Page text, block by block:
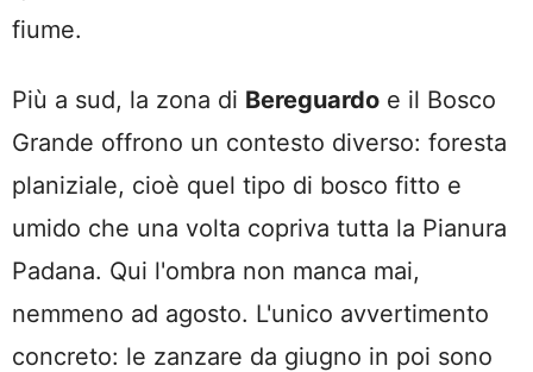
fiume.
Più a sud, la zona di Bereguardo e il Bosco
Grande offrono un contesto diverso: foresta
planiziale, cioè quel tipo di bosco fitto e
umido che una volta copriva tutta la Pianura
Padana. Qui l'ombra non manca mai,
nemmeno ad agosto. L'unico avvertimento
concreto: le zanzare da giugno in poi sono